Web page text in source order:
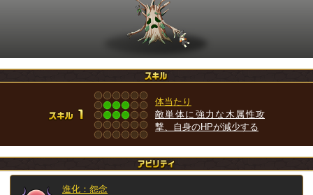
体当たり
敵単体に強力な木属性攻
撃、自身のHPが減少する
進化：怨念